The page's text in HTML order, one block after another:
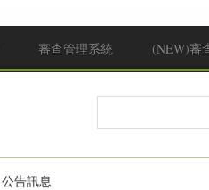
審查管理系統 (NEW)審
搜尋表單
公告訊息